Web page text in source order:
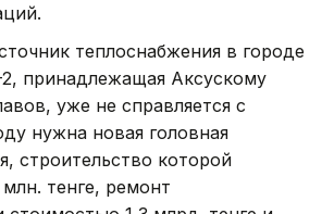
теплоснабжения в городе
принадлежащая Аксускому
уже не справляется с
нужна новая головная
строительство которой
тенге, ремонт